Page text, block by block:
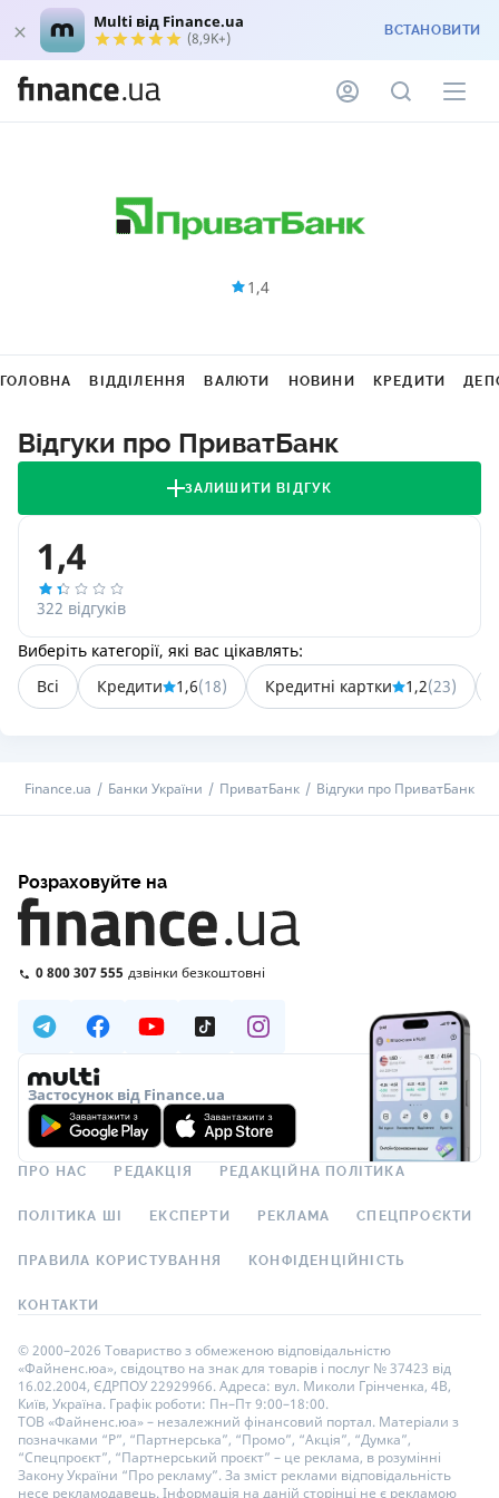
Multi від Finance.ua
(8,9K+) ВСТАНОВИТИ
1,4
ГОЛОВНА ВІДДІЛЕННЯ ВАЛЮТИ НОВИНИ КРЕДИТИ
Відгуки про ПриватБанк
ЗАЛИШИТИ ВІДГУК
1,4
322 відгуків
Виберіть категорії, які вас цікавлять:
Всі
Кредити 1,6(18) Кредитні картки 1,2(23)
Finance.ua Банки України ПриватБанк Відгуки про ПриватБанк
Розраховуйте на
0 800 307 555 дзвінки безкоштовні
Застосунок від Finance.ua
ПРО НАС РЕДАКЦІЯ РЕДАКЦІЙНА ПОЛІТИКА
ПОЛІТИКА ШІ ЕКСПЕРТИ РЕКЛАМА СПЕЦПРОЄКТИ
ПРАВИЛА КОРИСТУВАННЯ КОНФІДЕНЦІЙНІСТЬ
КОНТАКТИ
© 2000–2026 Товариство з обмеженою відповідальністю
«Файненс.юа», свідоцтво на знак для товарів і послуг № 37423 від
16.02.2004, ЄДРПОУ 22929966. Адреса: вул. Миколи Грінченка, 4В,
Київ, Україна. Графік роботи: Пн–Пт 9:00–18:00.
ТОВ «Файненс.юа» – незалежний фінансовий портал. Матеріали з
позначками “Р”, “Партнерська”, “Промо”, “Акція”, “Думка”,
“Спецпроєкт”, “Партнерський проєкт” – це реклама, в розумінні
Закону України “Про рекламу”. За зміст реклами відповідальність
несе рекламодавець. Інформація на даній сторінці не є рекламою